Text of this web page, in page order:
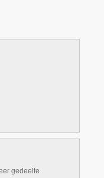
gedeelte